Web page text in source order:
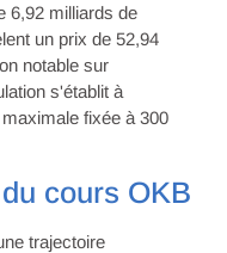
6,92 milliards de
un prix de 52,94
notable sur
s'établit à
fixée à 300
cours OKB
trajectoire